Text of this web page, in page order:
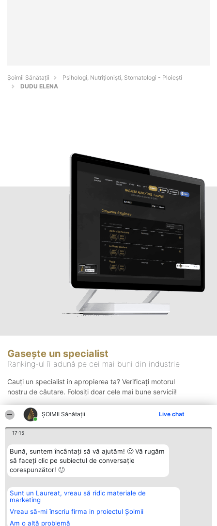
ŞOIMII Sănătații Live chat
17:15
Bună, suntem încântați să vă ajutăm! 🙂 Vă rugăm
să faceți clic pe subiectul de conversație
corespunzător! 🙂
Sunt un Laureat, vreau să ridic materiale de
marketing
Vreau să-mi înscriu firma in proiectul Șoimii
Am o altă problemă
Şoimii Sănătații
Psihologi, Nutriționiști, Stomatologi - Ploieşti
DUDU ELENA
Gasește un specialist
Ranking-ul îi adună pe cei mai buni din industrie
Cauți un specialist in apropierea ta? Verificați motorul
nostru de căutare. Folosiți doar cele mai bune servicii!
Organizator Ranking
BRIGHT SOLUTIONS BR SRL
Aleea Timisul De Sus 2 Bl. A30
Sc. A Et. 4 Ap. 13 Cod 061952
București
Plebiscyt
Lista Tuturor
Laureaților
Contact